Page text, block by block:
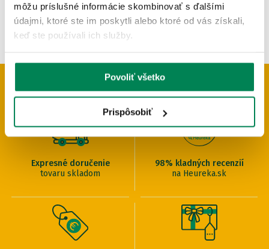
môžu príslušné informácie skombinovať s ďalšími
údajmi, ktoré ste im poskytli alebo ktoré od vás získali,
keď ste používali ich služby.
Povoliť všetko
Prispôsobiť
PREČO U NÁS NAKUPOVAŤ
Expresné doručenie
tovaru skladom
98% kladných recenzií
na Heureka.sk